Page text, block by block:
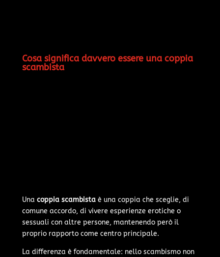
Cosa significa davvero essere una coppia
scambista
Una coppia scambistaè una coppia che sceglie, di
comune accordo, di vivere esperienze erotiche o
sessuali con altre persone, mantenendo però il
proprio rapporto come centro principale.
La differenza è fondamentale: nello scambismo non